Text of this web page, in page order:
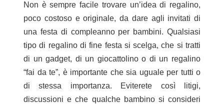
Non è sempre facile trovare un’idea di regalino,
poco costoso e originale, da dare agli invitati di
una festa di compleanno per bambini. Qualsiasi
tipo di regalino di fine festa si scelga, che si tratti
di un gadget, di un giocattolino o di un regalino
“fai da te”, è importante che sia uguale per tutti o
di stessa importanza. Eviterete così litigi,
discussioni e che qualche bambino si consideri